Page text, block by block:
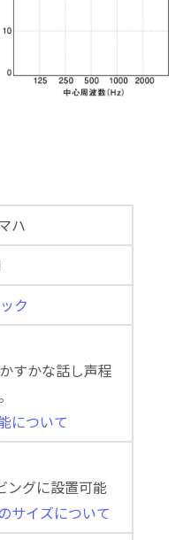
ハ
ク
すかな話し声程
について
ングに設置可能
サイズについて